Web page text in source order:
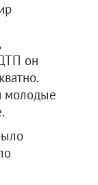
он
молодые